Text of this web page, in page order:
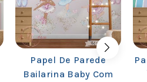
Papel De Parede
Bailarina Baby Com